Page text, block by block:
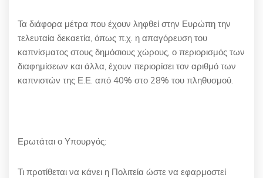
Τα διάφορα μέτρα που έχουν ληφθεί στην Ευρώπη την
τελευταία δεκαετία, όπως π.χ. η απαγόρευση του
καπνίσματος στους δημόσιους χώρους, ο περιορισμός των
διαφημίσεων και άλλα, έχουν περιορίσει τον αριθμό των
καπνιστών της Ε.Ε. από 40% στο 28% του πληθυσμού.
Ερωτάται ο Υπουργός:
Τι προτίθεται να κάνει η Πολιτεία ώστε να εφαρμοστεί